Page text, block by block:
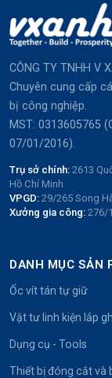
CÔNG TY TNHH V
Chuyên cung cấp
bị công nghiệp.
MST: 0313605765
07/01/2016).
Trụ sở chính: 2613
Hồ Chí Minh
VPGD: 29/265 Song
Xưởng gia công: 276/
DANH MỤC SẢN
Ốc vít tán tự giữ
Vật tư linh kiện lắp
Dụng cụ - Tools
Thiết bị đóng cắt và